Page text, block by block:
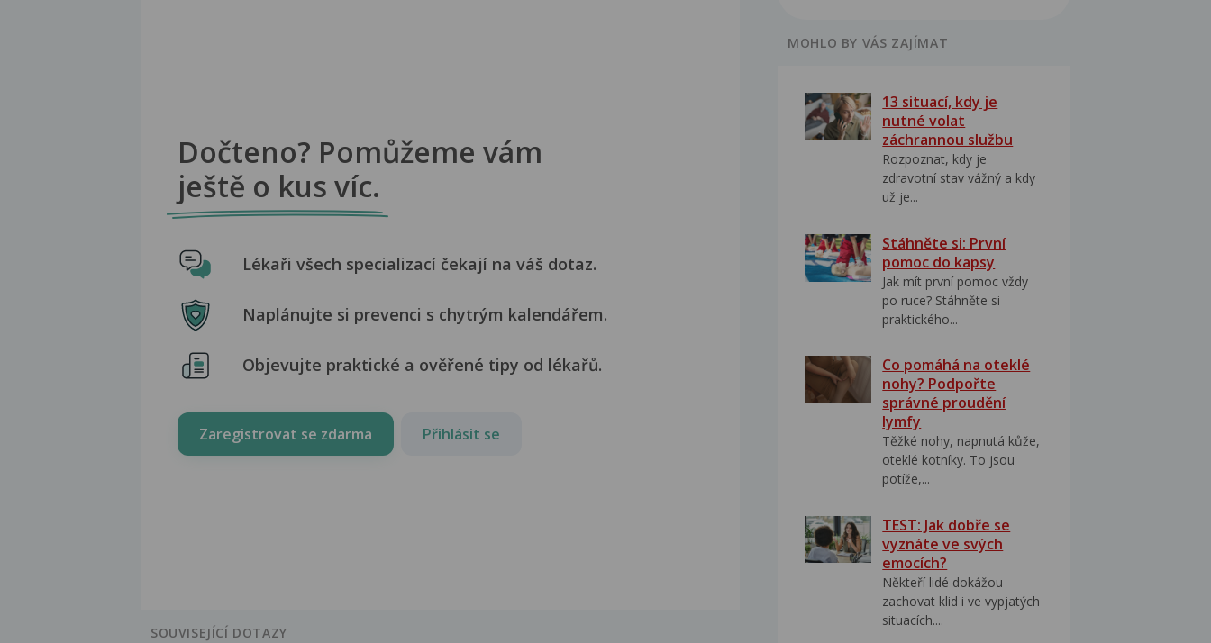
Dočteno? Pomůžeme vám
ještě o kus víc.
Lékaři všech specializací čekají na váš dotaz.
Naplánujte si prevenci s chytrým kalendářem.
Objevujte praktické a ověřené tipy od lékařů.
Zaregistrovat se zdarma Přihlásit se
SOUVISEJÍCÍ DOTAZY
MOHLO BY VÁS ZAJÍMAT
13 situací, kdy je
nutné volat
záchrannou službu
Rozpoznat, kdy je
zdravotní stav vážný a kdy
už je...
Stáhněte si: První
pomoc do kapsy
Jak mít první pomoc vždy
po ruce? Stáhněte si
praktického...
Co pomáhá na oteklé
nohy? Podpořte
správné proudění
lymfy
Těžké nohy, napnutá kůže,
oteklé kotníky. To jsou
potíže,...
TEST: Jak dobře se
vyznáte ve svých
emocích?
Někteří lidé dokážou
zachovat klid i ve vypjatých
situacích....